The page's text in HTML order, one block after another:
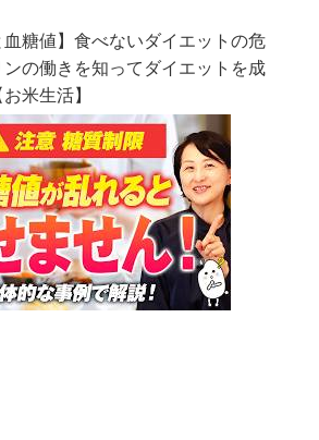
血糖値】食べないダイエットの危
ンの働きを知ってダイエットを成
米生活】